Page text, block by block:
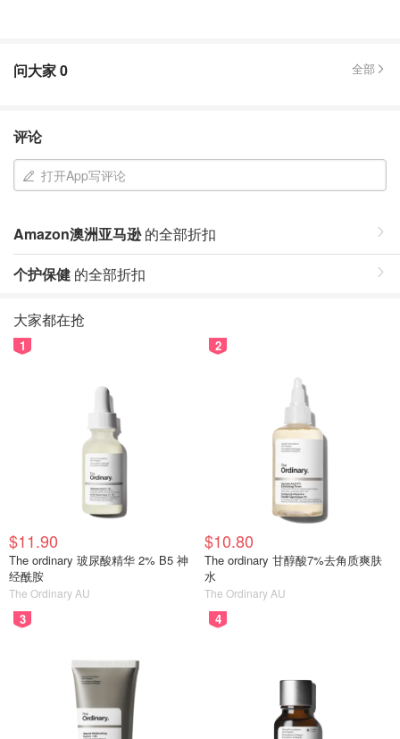
问大家0 全部
评论
打开App写评论
Amazon澳洲亚马逊的全部折扣
个护保健 的全部折扣
大家都在抢
1
$11.90
The ordinary 玻尿酸精华 2% B5 神
经酰胺
The Ordinary AU
2
$10.80
The ordinary 甘醇酸7%去角质爽肤
水
The Ordinary AU
3 4